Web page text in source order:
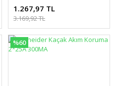
1.267,97 TL
3.169,92 TL
%60